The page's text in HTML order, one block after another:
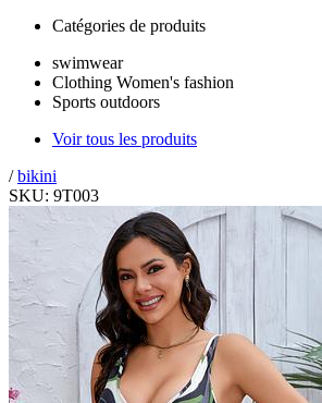
Catégories de produits
swimwear
Clothing Women's fashion
Sports outdoors
Voir tous les produits
/ bikini
SKU: 9T003